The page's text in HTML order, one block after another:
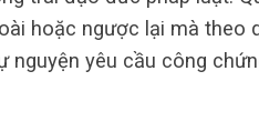
hoặc ngược lại mà theo
nguyện yêu cầu công